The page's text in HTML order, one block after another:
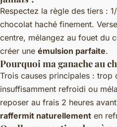
Respectez la règle des tiers :
chocolat haché finement.
centre, mélangez au fouet du
créer une émulsion parfaite.
Pourquoi ma ganache au
Trois causes principales : trop
insuffisamment refroidi ou
reposer au frais 2 heures
raffermit naturellement en